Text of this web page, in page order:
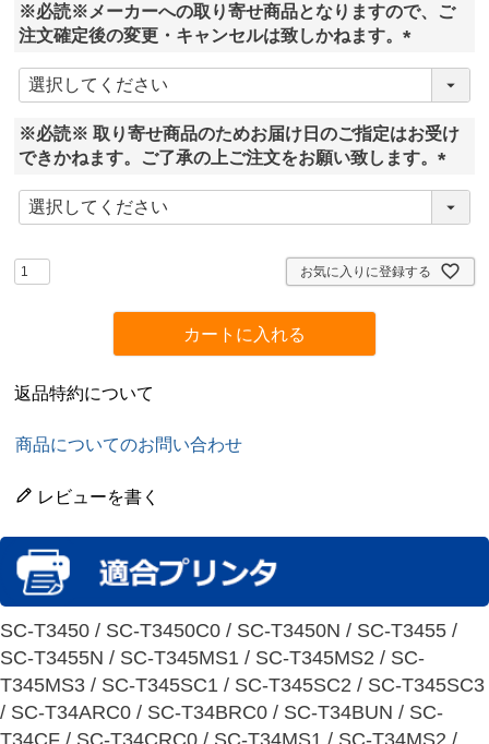
)
※必読※メーカーへの取り寄せ商品となりますので、ご
注文確定後の変更・キャンセルは致しかねます。
(
)
※必読※ 取り寄せ商品のためお届け日のご指定はお受け
できかねます。ご了承の上ご注文をお願い致します。
(
必
)
お気に入りに登録する
カートに入れる
返品特約について
商品についてのお問い合わせ
レビューを書く
SC-T3450 / SC-T3450C0 / SC-T3450N / SC-T3455 /
SC-T3455N / SC-T345MS1 / SC-T345MS2 / SC-
T345MS3 / SC-T345SC1 / SC-T345SC2 / SC-T345SC3
/ SC-T34ARC0 / SC-T34BRC0 / SC-T34BUN / SC-
T34CF / SC-T34CRC0 / SC-T34MS1 / SC-T34MS2 /